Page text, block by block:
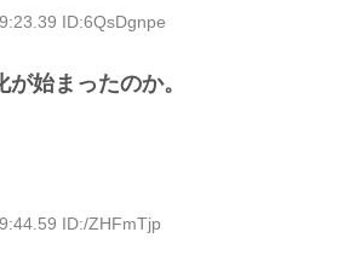
ID:6QsDgnpe
始まったのか。
ID:/ZHFmTjp